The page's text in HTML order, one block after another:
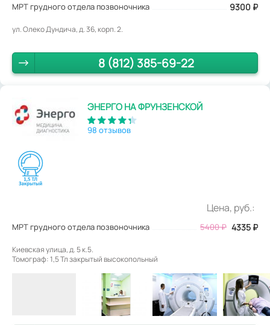
МРТ грудного отдела позвоночника 9300 ₽
ул. Олеко Дундича, д. 36, корп. 2.
8 (812) 385-69-22
ЭНЕРГО НА ФРУНЗЕНСКОЙ
98 отзывов
Цена, руб.:
МРТ грудного отдела позвоночника 5400₽ 4335 ₽
Киевская улица, д. 5 к.5.
Томограф: 1,5 Тл закрытый высокопольный